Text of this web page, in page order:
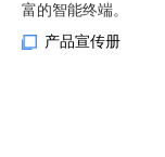
富的智能终端。
产品宣传册